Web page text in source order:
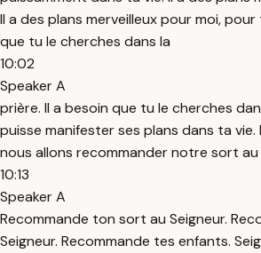
Il a des plans merveilleux pour moi, pour
que tu le cherches dans la
10:02
Speaker A
prière. Il a besoin que tu le cherches
puisse manifester ses plans dans ta vie.
nous allons recommander notre sort au
10:13
Speaker A
Recommande ton sort au Seigneur.
Seigneur. Recommande tes enfants.